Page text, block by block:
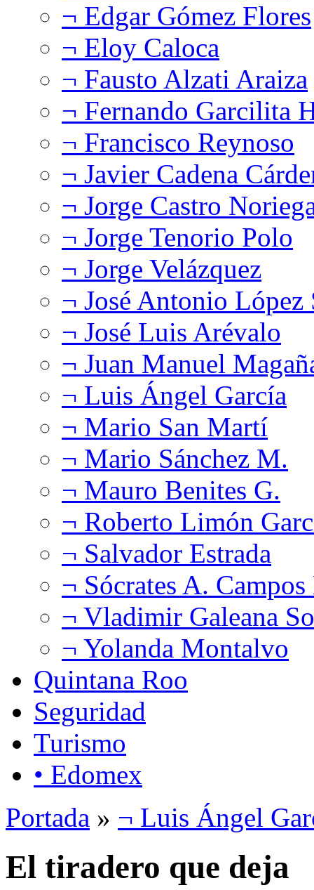
¬ Edgar Gómez Flores
¬ Eloy Caloca
¬ Fausto Alzati Araiza
¬ Fernando Garcilita
¬ Francisco Reynoso
¬ Javier Cadena
¬ Jorge Castro
¬ Jorge Tenorio Polo
¬ Jorge Velázquez
¬ José Antonio López
¬ José Luis Arévalo
¬ Juan Manuel
¬ Luis Ángel García
¬ Mario San Martí
¬ Mario Sánchez M.
¬ Mauro Benites G.
¬ Roberto Limón
¬ Salvador Estrada
¬ Sócrates A.
¬ Vladimir Galeana
¬ Yolanda Montalvo
Quintana Roo
Seguridad
Turismo
• Edomex
Portada » ¬ Luis Ángel
El tiradero que deja